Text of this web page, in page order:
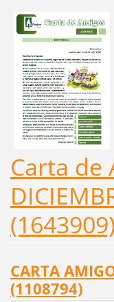
Carta de
(1643909)
CARTA
(1108794)